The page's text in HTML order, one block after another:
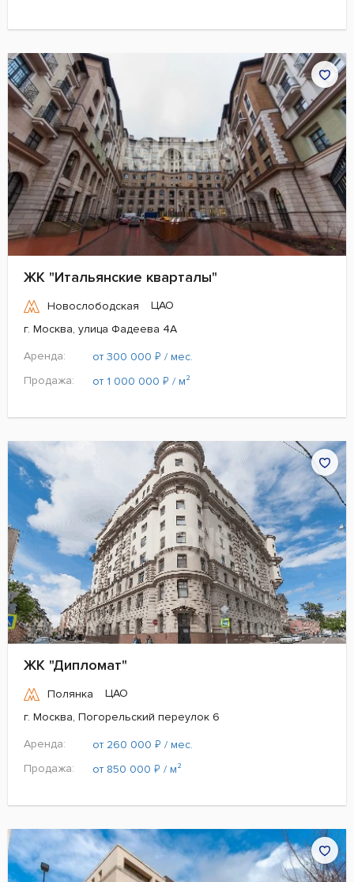
ЖК "Итальянские кварталы"
Новослободская
ЦАО
г. Москва, улица Фадеева 4А
Аренда:
от 300 000 ₽ / мес.
Продажа:
от 1 000 000 ₽ / м²
ЖК "Дипломат"
Полянка
ЦАО
г. Москва, Погорельский переулок 6
Аренда:
от 260 000 ₽ / мес.
Продажа:
от 850 000 ₽ / м²